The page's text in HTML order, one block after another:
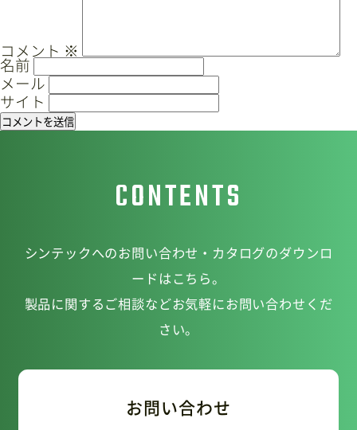
CAD/PDFデータ
シンテック公式Instagram
シンテック公式Youtubeチャンネル
ョ
ン
コメント ※
名前
メール
サイト
CONTENTS
シンテックへのお問い合わせ・カタログのダウンロ
ードはこちら。
製品に関するご相談などお気軽にお問い合わせくだ
さい。
お問い合わせ